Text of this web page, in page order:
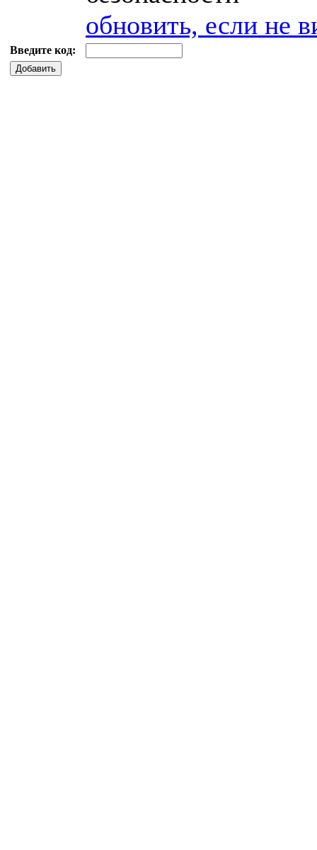
обновить, если не
Введите код:
Добавить